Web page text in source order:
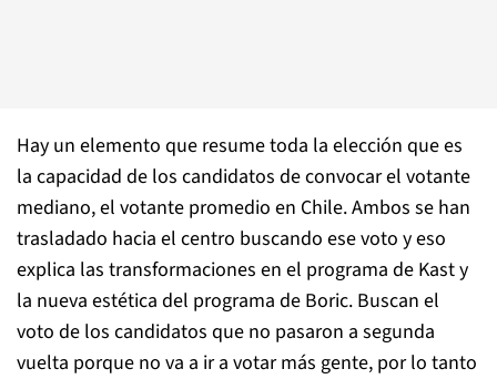
Hay un elemento que resume toda la elección que es
la capacidad de los candidatos de convocar el votante
mediano, el votante promedio en Chile. Ambos se han
trasladado hacia el centro buscando ese voto y eso
explica las transformaciones en el programa de Kast y
la nueva estética del programa de Boric. Buscan el
voto de los candidatos que no pasaron a segunda
vuelta porque no va a ir a votar más gente, por lo tanto